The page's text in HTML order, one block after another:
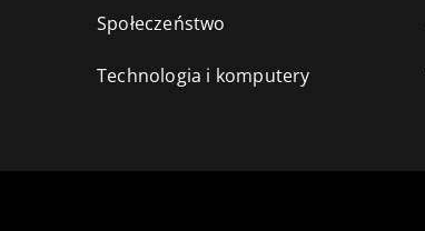
Społeczeństwo
Technologia i komputery